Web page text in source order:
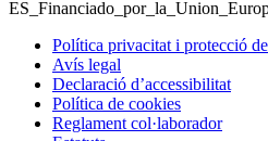
Política privacitat i protecció
Avís legal
Declaració d’accessibilitat
Política de cookies
Reglament col·laborador